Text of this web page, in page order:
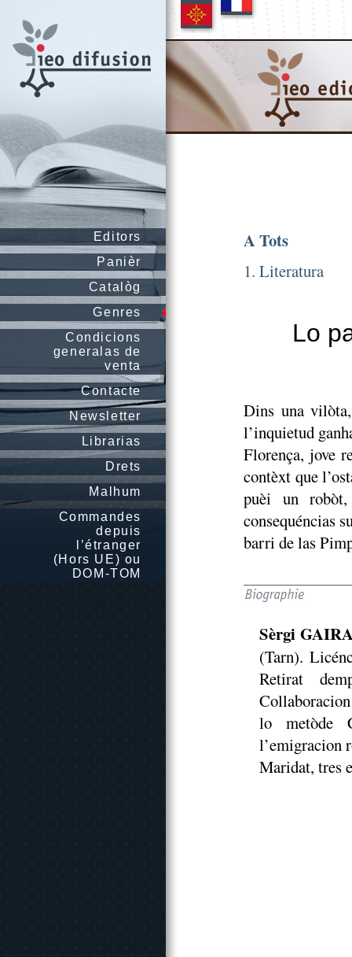
Editors
Panièr
Catalòg
Genres
Condicions
generalas de
venta
Contacte
Newsletter
Librarias
Drets
Malhum
Commandes
depuis
l’étranger
(Hors UE) ou
DOM-TOM
A Tots
1. Literatura
Lo
Dins una
l’inquietud
Florença, jove
contèxt que
puèi un
consequéncias
barri de las
Sèrgi
(Tarn).
Retirat
lo metòde
l’emigracion
Maridat, tres